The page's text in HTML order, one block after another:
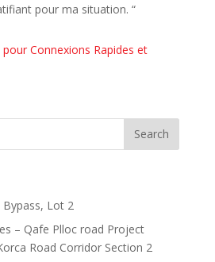
pour ma situation. “
Connexions Rapides et
Lot 2
– Qafe Plloc road Project
Road Corridor Section 2